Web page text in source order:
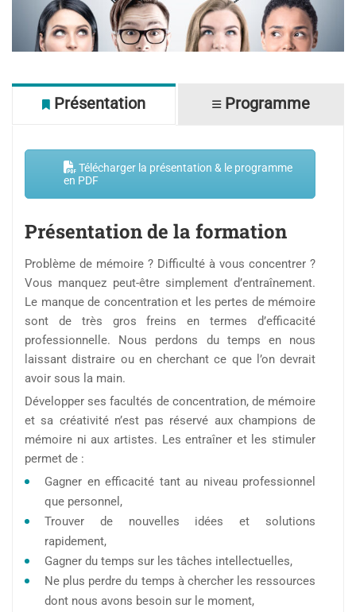
Télécharger la présentation & le programme
en PDF
Présentation de la formation
Problème de mémoire ? Difficulté à vous concentrer ?
Vous manquez peut-être simplement d’entraînement.
Le manque de concentration et les pertes de mémoire
sont de très gros freins en termes d’efficacité
professionnelle. Nous perdons du temps en nous
laissant distraire ou en cherchant ce que l’on devrait
avoir sous la main.
Développer ses facultés de concentration, de mémoire
et sa créativité n’est pas réservé aux champions de
mémoire ni aux artistes. Les entraîner et les stimuler
permet de :
Gagner en efficacité tant au niveau professionnel
que personnel,
Trouver de nouvelles idées et solutions
rapidement,
Gagner du temps sur les tâches intellectuelles,
Ne plus perdre du temps à chercher les ressources
dont nous avons besoin sur le moment,